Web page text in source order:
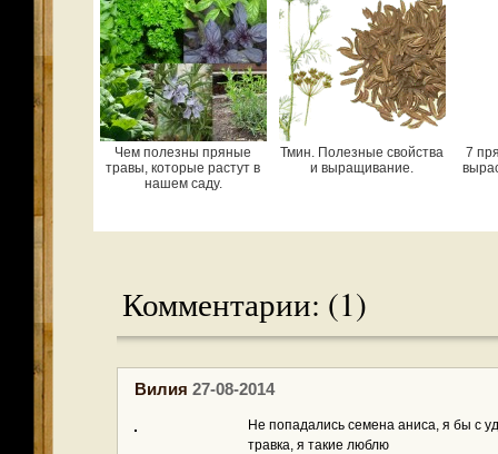
Чем полезны пряные
травы, которые растут в
нашем саду.
Тмин. Полезные свойства
и выращивание.
7
Комментарии: (1)
Вилия 27-08-2014
Не попадались семена аниса, я бы с
травка, я такие люблю